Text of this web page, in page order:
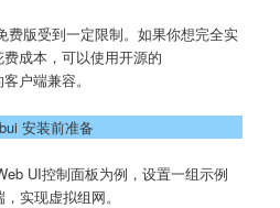
费版受到一定限制。如果你想完全实
费成本，可以使用开源的
户端兼容。
安装前准备
UI控制面板为例，设置一组示例
实现虚拟组网。